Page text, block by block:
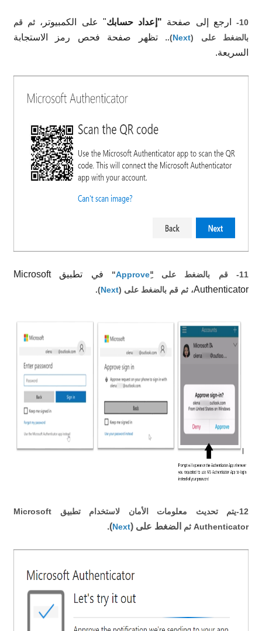
10- ارجع إلى صفحة " إعداد حسابك" على الكمبيوتر، ثم قم
بالضغط على (Next
).. تظهر صفحة فحص رمز الاستجابة
السريعة.
11- قم بالضغط على "ِ Approve
" في تطبيق
Microsoft
Authenticator، ثم قم بالضغط على (Next
).
12-يتم تحديث معلومات الأمان لاستخدام تطبيق Microsoft
Authenticator ثم
الضغط على (Next
).